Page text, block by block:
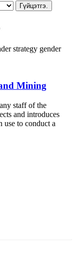
Гүйцэтгэ.
strategy gender
Mining
staff of the
and introduces
use to conduct a